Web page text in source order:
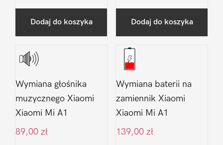
Dodaj do koszyka Dodaj do koszyka
Wymiana głośnika
muzycznego Xiaomi
Xiaomi Mi A1
89,00 zł
Wymiana baterii na
zamiennik Xiaomi
Xiaomi Mi A1
139,00 zł